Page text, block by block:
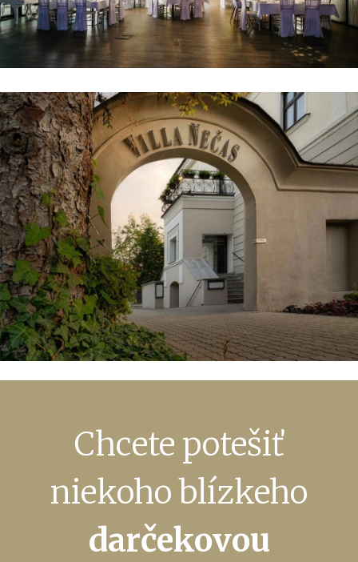
Chcete potešiť
niekoho blízkeho
darčekovou